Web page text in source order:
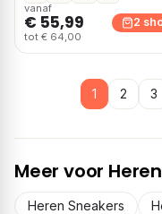
vanaf
€ 55,99
tot € 64,00
2
1 2 3
Meer voor Heren
Heren Sneakers